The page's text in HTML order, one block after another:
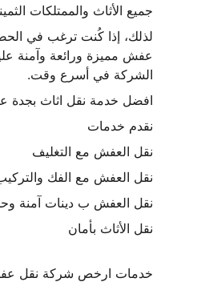
جميع الأثاث والممتلكات
لذلك، إذا كُنت ترغب في
عفش مميزة ورائعة وآمنة
الشركة في أسرع وقت.
افضل خدمة نقل اثاث بجدة
نقدم خدمات
نقل العفش مع التغليف
نقل العفش مع الفك
نقل العفش ب دينات آمنة
نقل الأثاث بأمان
خدمات ارخص شركة نقل